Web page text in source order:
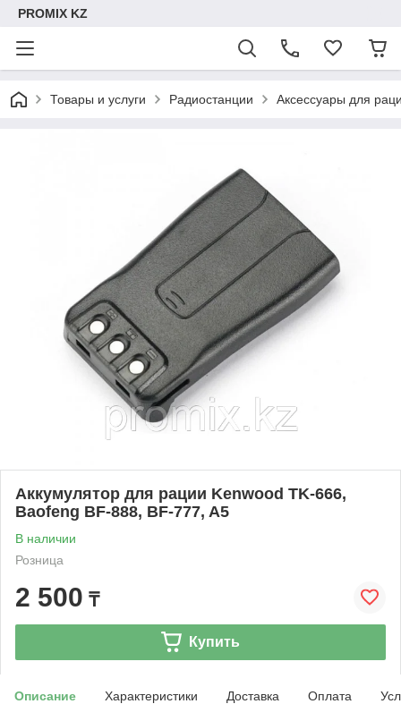
PROMIX KZ
Товары и услуги Радиостанции Аксессуары для
Аккумулятор для рации Kenwood TK-666,
Baofeng BF-888, BF-777, A5
В наличии
Розница
2 500 ₸
Купить
Описание Характеристики Доставка Оплата